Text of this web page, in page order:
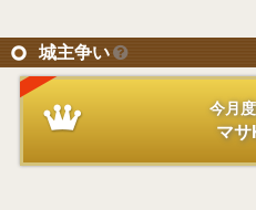
城主争い
今月
マ